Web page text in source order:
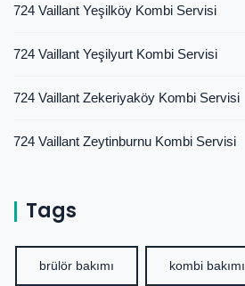
724 Vaillant Yeşilköy Kombi Servisi
724 Vaillant Yeşilyurt Kombi Servisi
724 Vaillant Zekeriyaköy Kombi Servisi
724 Vaillant Zeytinburnu Kombi Servisi
Tags
brülör bakımı kombi bakımı